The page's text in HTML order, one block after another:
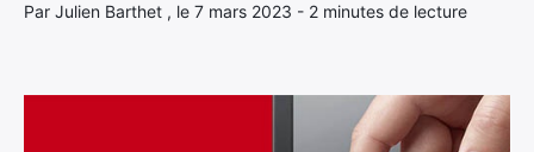
Par Julien Barthet , le 7 mars 2023 - 2 minutes de lecture